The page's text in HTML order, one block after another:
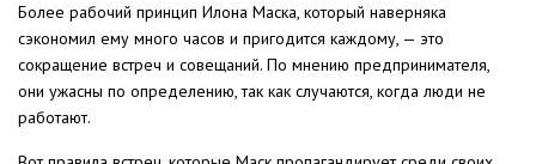
Более рабочий принцип Илона Маска, который наверняка
сэкономил ему много часов и пригодится каждому, — это
сокращение встреч и совещаний. По мнению предпринимателя,
они ужасны по определению, так как случаются, когда люди не
работают.